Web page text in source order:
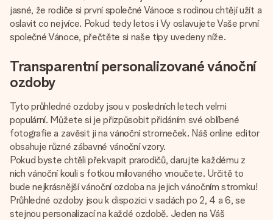
jménem, vaší fotografií nebo vzkazem, který doopravdy
zahřeje u srdce. Žádné zbytečné složitosti, jen spousta
lásky pro daný okamžik.
jasné, že rodiče si první společné Vánoce s rodinou chtějí užít a
oslavit co nejvíce. Pokud tedy letos i Vy oslavujete Vaše první
společné Vánoce, přečtěte si naše tipy uvedeny níže.
Transparentní personalizované vánoční
ozdoby
Tyto průhledné ozdoby jsou v posledních letech velmi
populární. Můžete si je přizpůsobit přidáním své oblíbené
fotografie a zavěsit ji na vánoční stromeček. Náš online editor
obsahuje různé zábavné vánoční vzory.
Pokud byste chtěli překvapit prarodičů, darujte každému z
nich vánoční kouli s fotkou milovaného vnoučete. Určitě to
bude nejkrásnější vánoční ozdoba na jejich vánočním stromku!
Průhledné ozdoby jsou k dispozici v sadách po 2, 4 a 6, se
stejnou personalizací na každé ozdobě. Jeden na Váš